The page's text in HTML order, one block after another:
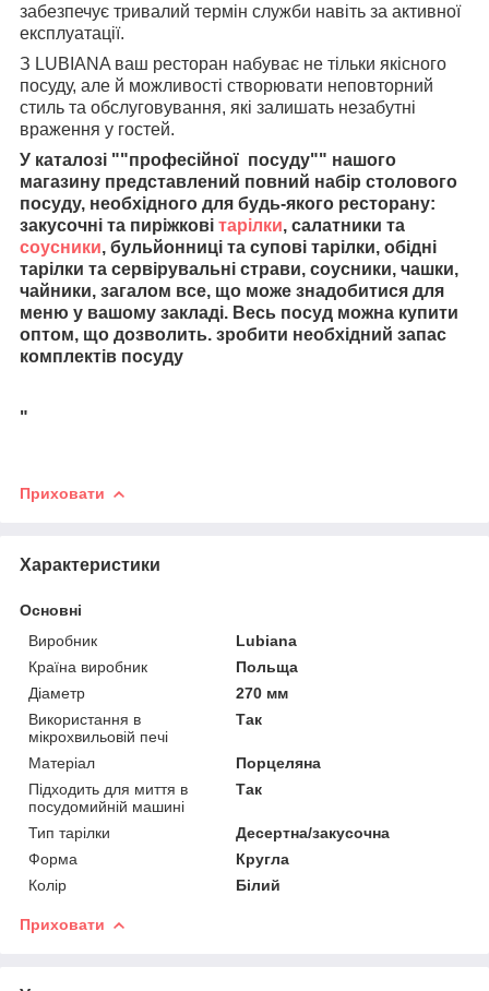
забезпечує тривалий термін служби навіть за активної
експлуатації.
З LUBIANA ваш ресторан набуває не тільки якісного
посуду, але й можливості створювати неповторний
стиль та обслуговування, які залишать незабутні
враження у гостей.
У каталозі ""професійної посуду"" нашого
магазину представлений повний набір столового
посуду, необхідного для будь-якого ресторану:
закусочні та пиріжкові тарілки, салатники та
соусники, бульйонниці та супові тарілки, обідні
тарілки та сервірувальні страви, соусники, чашки,
чайники, загалом все, що може знадобитися для
меню у вашому закладі. Весь посуд можна купити
оптом, що дозволить. зробити необхідний запас
комплектів посуду
"
Приховати
Характеристики
Основні
Виробник
Lubiana
Країна виробник
Польща
Діаметр
270 мм
Використання в
мікрохвильовій печі
Так
Матеріал
Порцеляна
Підходить для миття в
посудомийній машині
Так
Тип тарілки
Десертна/закусочна
Форма
Кругла
Колір
Білий
Приховати